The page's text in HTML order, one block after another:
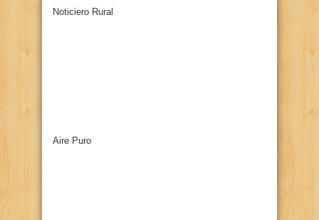
Noticiero Rural
Aire Puro